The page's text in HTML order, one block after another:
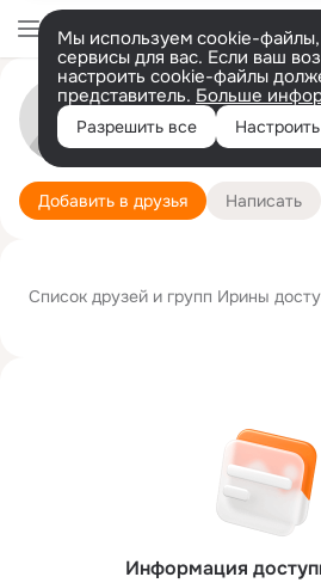
Мы используем cookie-файлы,
сервисы для вас. Если ваш
настроить cookie-файлы
представитель. Больше
Разрешить все Настроить
Ирина
16 февраля
Добавить в друзья Написать
Информация
Список друзей и групп Ирины